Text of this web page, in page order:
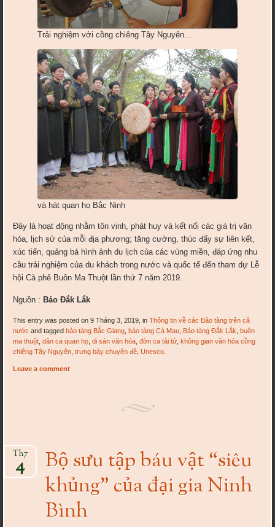
Trải nghiệm với cồng chiêng Tây Nguyên…
và hát quan họ Bắc Ninh
Đây là hoạt động nhằm tôn vinh, phát huy và kết nối các giá trị văn
hóa, lịch sử của mỗi địa phương; tăng cường, thúc đẩy sự liên kết,
xúc tiến, quảng bá hình ảnh du lịch của các vùng miền, đáp ứng nhu
cầu trải nghiệm của du khách trong nước và quốc tế đến tham dự Lễ
hội Cà phê Buôn Ma Thuột lần thứ 7 năm 2019.
Nguồn : Báo Đắk Lắk
This entry was posted on 9 Tháng 3, 2019, inThông tin về các Bảo tàng trên cả
nước and taggedbảo tàng Bắc Giang ,bảo tàng Cà Mau Bảo tàng Đắk Lắk ,buôn
ma thuột ,dân ca quan họ ,di sản văn hóa ,đờn ca tài tử ,không gian văn hóa cồng
chiêng Tây Nguyên ,trưng bày chuyên đề ,Unesco
Leave a comment
Bộ sưu tập báu vật “siêu
khủng” của đại gia Ninh
Bình
Th7
4